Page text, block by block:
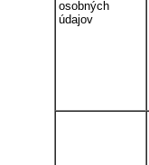
osobných
údajov